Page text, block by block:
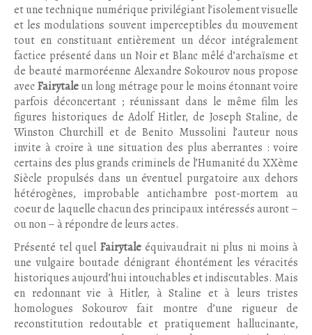
et une technique numérique privilégiant l’isolement visuelle
et les modulations souvent imperceptibles du mouvement
tout en constituant entièrement un décor intégralement
factice présenté dans un Noir et Blanc mêlé d’archaïsme et
de beauté marmoréenne Alexandre Sokourov nous propose
avecFairytaleun long métrage pour le moins étonnant voire
parfois déconcertant ; réunissant dans le même film les
figures historiques de Adolf Hitler, de Joseph Staline, de
Winston Churchill et de Benito Mussolini l’auteur nous
invite à croire à une situation des plus aberrantes : voire
certains des plus grands criminels de l’Humanité du XXème
Siècle propulsés dans un éventuel purgatoire aux dehors
hétérogènes, improbable antichambre post-mortem au
coeur de laquelle chacun des principaux intéressés auront –
ou non – à répondre de leurs actes.
Présenté tel quel Fairytaleéquivaudrait ni plus ni moins à
une vulgaire boutade dénigrant éhontément les véracités
historiques aujourd’hui intouchables et indiscutables. Mais
en redonnant vie à Hitler, à Staline et à leurs tristes
homologues Sokourov fait montre d’une rigueur de
reconstitution redoutable et pratiquement hallucinante,